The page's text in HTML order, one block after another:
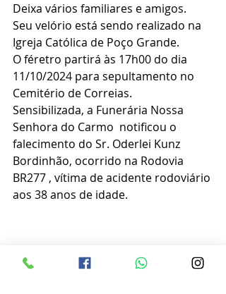
Deixa vários familiares e amigos.
Seu velório está sendo realizado na
Igreja Católica de Poço Grande.
O féretro partirá às 17h00 do dia
11/10/2024 para sepultamento no
Cemitério de Correias.
Sensibilizada, a Funerária Nossa
Senhora do Carmo  notificou o
falecimento do Sr. Oderlei Kunz
Bordinhão, ocorrido na Rodovia
BR277 , vítima de acidente rodoviário
aos 38 anos de idade.
Obituário